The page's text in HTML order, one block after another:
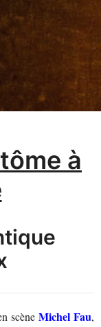
à
scèneMichel Fau,